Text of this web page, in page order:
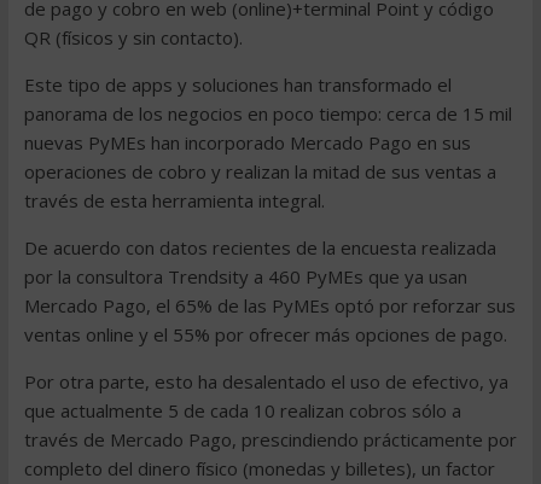
de pago y cobro en web (online)+terminal Point y código
QR (físicos y sin contacto).
Este tipo de apps y soluciones han transformado el
panorama de los negocios en poco tiempo: cerca de 15 mil
nuevas PyMEs han incorporado Mercado Pago en sus
operaciones de cobro y realizan la mitad de sus ventas a
través de esta herramienta integral.
De acuerdo con datos recientes de la encuesta realizada
por la consultora Trendsity a 460 PyMEs que ya usan
Mercado Pago, el 65% de las PyMEs optó por reforzar sus
ventas online y el 55% por ofrecer más opciones de pago.
Por otra parte, esto ha desalentado el uso de efectivo, ya
que actualmente 5 de cada 10 realizan cobros sólo a
través de Mercado Pago, prescindiendo prácticamente por
completo del dinero físico (monedas y billetes), un factor